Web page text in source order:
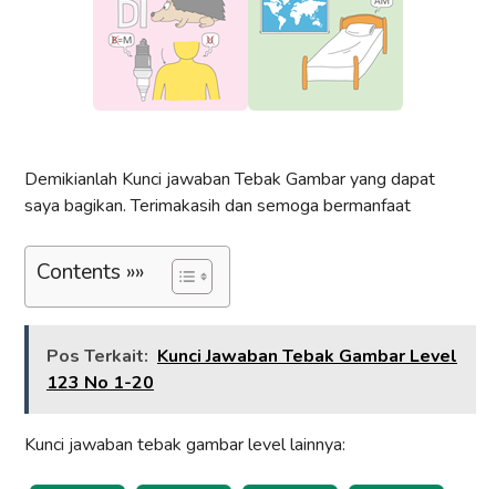
Demikianlah Kunci jawaban Tebak Gambar yang dapat
saya bagikan. Terimakasih dan semoga bermanfaat
Contents »»
Pos Terkait: Kunci Jawaban Tebak Gambar Level
123 No 1-20
Kunci jawaban tebak gambar level lainnya: